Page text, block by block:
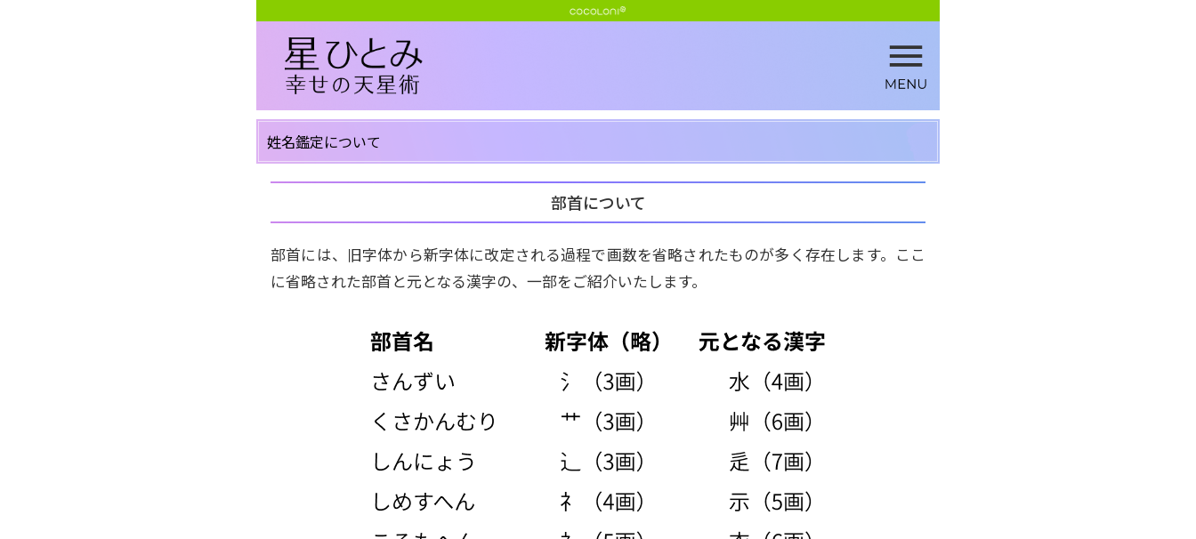
姓名鑑定について
部首について
部首には、旧字体から新字体に改定される過程で画数を省略されたものが多く存在します。ここ
に省略された部首と元となる漢字の、一部をご紹介いたします。